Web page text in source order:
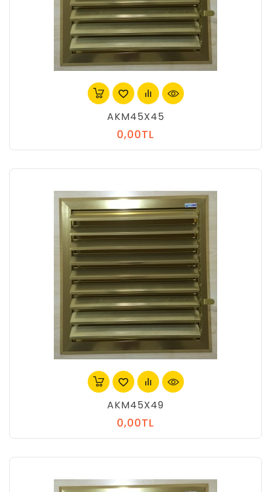
AKM45X45
0,00TL
AKM45X49
0,00TL